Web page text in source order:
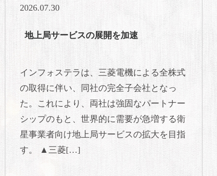
2026.07.30
地上局サービスの展開を加速
インフォステラは、三菱電機による全株式
の取得に伴い、同社の完全子会社となっ
た。これにより、両社は強固なパートナー
シップのもと、世界的に需要が急増する衛
星事業者向け地上局サービスの拡大を目指
す。 ▲三菱[…]